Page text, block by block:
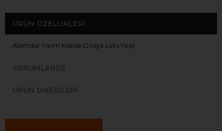
ÜRÜN ÖZELLIKLERI
Alemdar Yarım Kapak Dosya Lüks Yeşil
YORUMLAR(0)
ÜRÜN ÖNERILERI